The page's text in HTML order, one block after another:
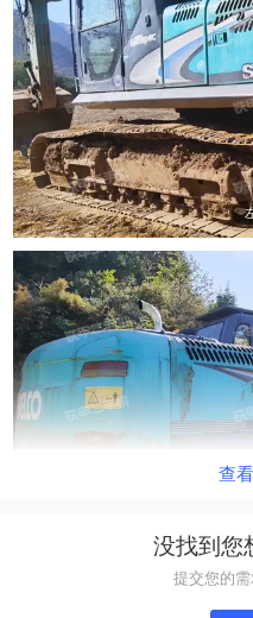
查
没找到您
提交您的